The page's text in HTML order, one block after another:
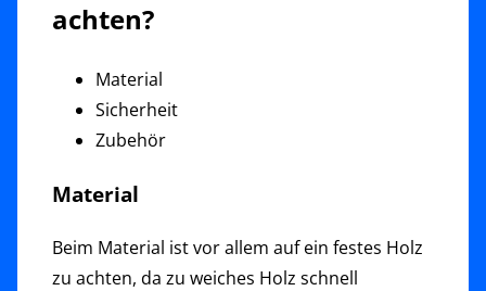
achten?
Material
Sicherheit
Zubehör
Material
Beim Material ist vor allem auf ein festes Holz
zu achten, da zu weiches Holz schnell